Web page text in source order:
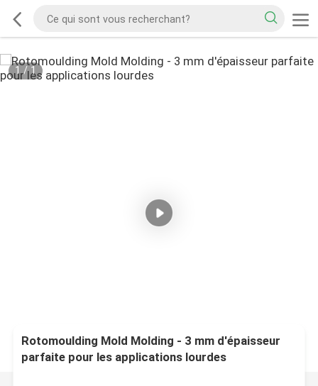
1/1
Rotomoulding Mold Molding - 3 mm d'épaisseur
parfaite pour les applications lourdes